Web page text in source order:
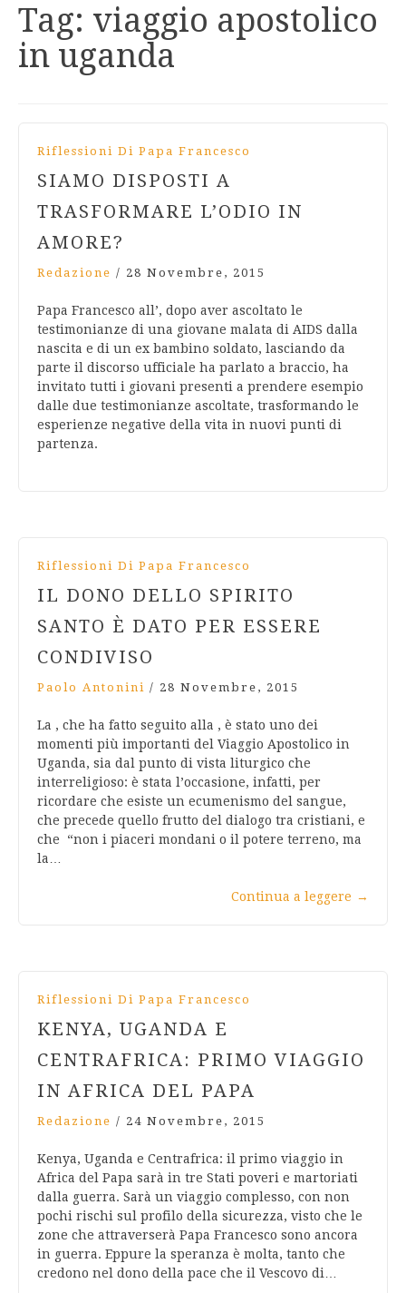
Tag: viaggio apostolico
in uganda
Riflessioni Di Papa Francesco
SIAMO DISPOSTI A
TRASFORMARE L’ODIO IN
AMORE?
Redazione / 28 Novembre, 2015
Papa Francesco all’, dopo aver ascoltato le
testimonianze di una giovane malata di AIDS dalla
nascita e di un ex bambino soldato, lasciando da
parte il discorso ufficiale ha parlato a braccio, ha
invitato tutti i giovani presenti a prendere esempio
dalle due testimonianze ascoltate, trasformando le
esperienze negative della vita in nuovi punti di
partenza.
Riflessioni Di Papa Francesco
IL DONO DELLO SPIRITO
SANTO È DATO PER ESSERE
CONDIVISO
Paolo Antonini / 28 Novembre, 2015
La , che ha fatto seguito alla , è stato uno dei
momenti più importanti del Viaggio Apostolico in
Uganda, sia dal punto di vista liturgico che
interreligioso: è stata l’occasione, infatti, per
ricordare che esiste un ecumenismo del sangue,
che precede quello frutto del dialogo tra cristiani, e
che “non i piaceri mondani o il potere terreno, ma
la…
Continua a leggere →
Riflessioni Di Papa Francesco
KENYA, UGANDA E
CENTRAFRICA: PRIMO VIAGGIO
IN AFRICA DEL PAPA
Redazione / 24 Novembre, 2015
Kenya, Uganda e Centrafrica: il primo viaggio in
Africa del Papa sarà in tre Stati poveri e martoriati
dalla guerra. Sarà un viaggio complesso, con non
pochi rischi sul profilo della sicurezza, visto che le
zone che attraverserà Papa Francesco sono ancora
in guerra. Eppure la speranza è molta, tanto che
credono nel dono della pace che il Vescovo di…